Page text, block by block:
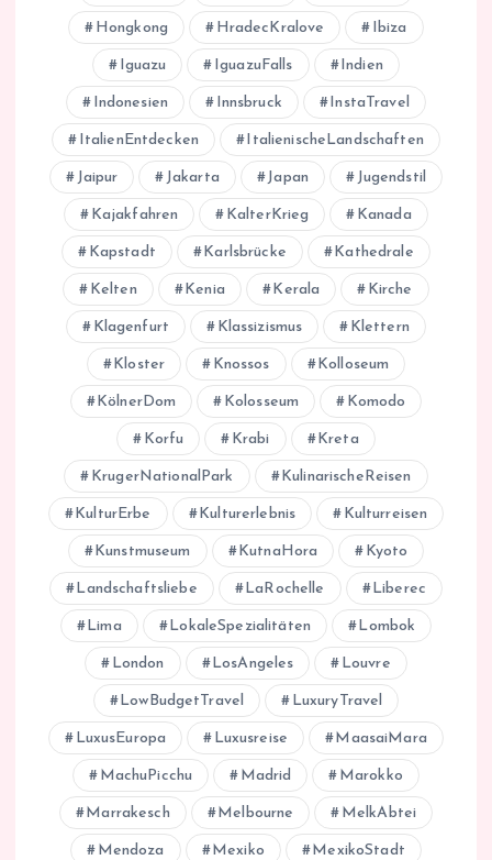
Hongkong HradecKralove Ibiza
Iguazu IguazuFalls Indien
Indonesien Innsbruck InstaTravel
ItalienEntdecken ItalienischeLandschaften
Jaipur Jakarta Japan Jugendstil
Kajakfahren KalterKrieg Kanada
Kapstadt Karlsbrücke Kathedrale
Kelten Kenia Kerala Kirche
Klagenfurt Klassizismus Klettern
Kloster Knossos Kolloseum
KölnerDom Kolosseum Komodo
Korfu Krabi Kreta
KrugerNationalPark KulinarischeReisen
KulturErbe Kulturerlebnis Kulturreisen
Kunstmuseum KutnaHora Kyoto
Landschaftsliebe LaRochelle Liberec
Lima LokaleSpezialitäten Lombok
London LosAngeles Louvre
LowBudgetTravel LuxuryTravel
LuxusEuropa Luxusreise MaasaiMara
MachuPicchu Madrid Marokko
Marrakesch Melbourne MelkAbtei
Mendoza Mexiko MexikoStadt